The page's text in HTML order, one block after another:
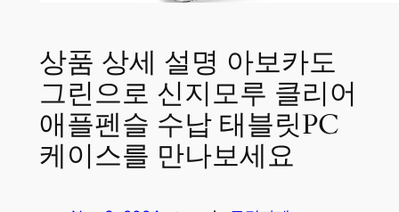
상품 상세 설명 아보카도
그린으로 신지모루 클리어
애플펜슬 수납 태블릿PC
케이스를 만나보세요